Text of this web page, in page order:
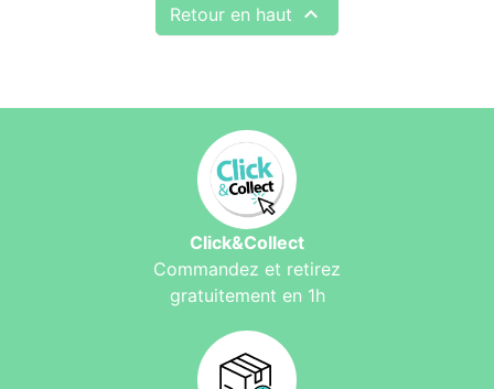
Retour en haut 
Click&Collect
Commandez et retirez
gratuitement en 1h